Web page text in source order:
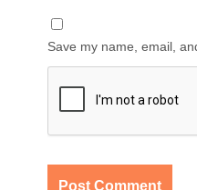
Save my name, email,